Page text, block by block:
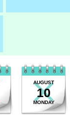
AUGUST
10
MONDAY